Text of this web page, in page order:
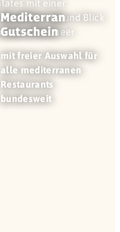
Mediterran
Gutschein
mit freier Auswahl für
alle mediterranen
Restaurants
bundesweit